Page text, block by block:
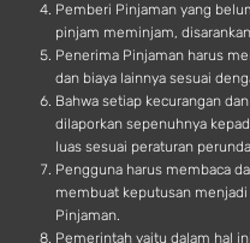
Pemberi Pinjaman yang
pinjam meminjam,
Penerima Pinjaman harus
dan biaya lainnya sesuai
Bahwa setiap kecurangan
dilaporkan sepenuhnya
luas sesuai peraturan
Pengguna harus membaca
membuat keputusan
Pinjaman.
Pemerintah yaitu dalam hal